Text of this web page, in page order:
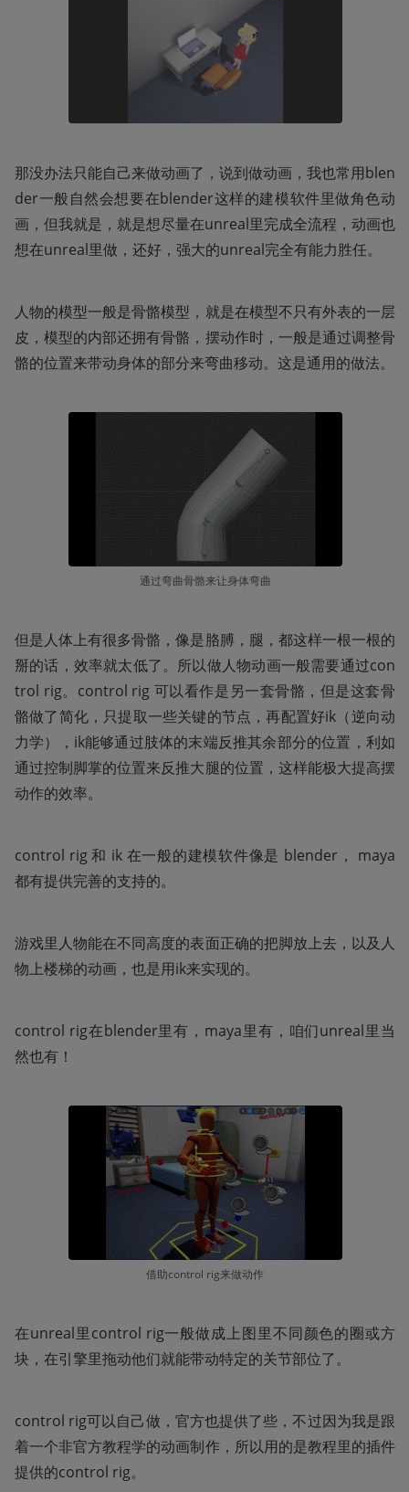
那没办法只能自己来做动画了，说到做动画，我也常用blen
der一般自然会想要在blender这样的建模软件里做角色动
画，但我就是，就是想尽量在unreal里完成全流程，动画也
想在unreal里做，还好，强大的unreal完全有能力胜任。
人物的模型一般是骨骼模型，就是在模型不只有外表的一层
皮，模型的内部还拥有骨骼，摆动作时，一般是通过调整骨
骼的位置来带动身体的部分来弯曲移动。这是通用的做法。
通过弯曲骨骼来让身体弯曲
但是人体上有很多骨骼，像是胳膊，腿，都这样一根一根的
掰的话，效率就太低了。所以做人物动画一般需要通过con
trol rig。control rig 可以看作是另一套骨骼，但是这套骨
骼做了简化，只提取一些关键的节点，再配置好ik（逆向动
力学），ik能够通过肢体的末端反推其余部分的位置，利如
通过控制脚掌的位置来反推大腿的位置，这样能极大提高摆
动作的效率。
control rig 和 ik 在一般的建模软件像是 blender， maya
都有提供完善的支持的。
游戏里人物能在不同高度的表面正确的把脚放上去，以及人
物上楼梯的动画，也是用ik来实现的。
control rig在blender里有，maya里有，咱们unreal里当
然也有！
借助control rig来做动作
在unreal里control rig一般做成上图里不同颜色的圈或方
块，在引擎里拖动他们就能带动特定的关节部位了。
control rig可以自己做，官方也提供了些，不过因为我是跟
着一个非官方教程学的动画制作，所以用的是教程里的插件
提供的control rig。